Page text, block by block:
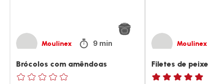
Moulinex 9 min
Brócolos com amêndoas
Moulinex
Filetes de peixe